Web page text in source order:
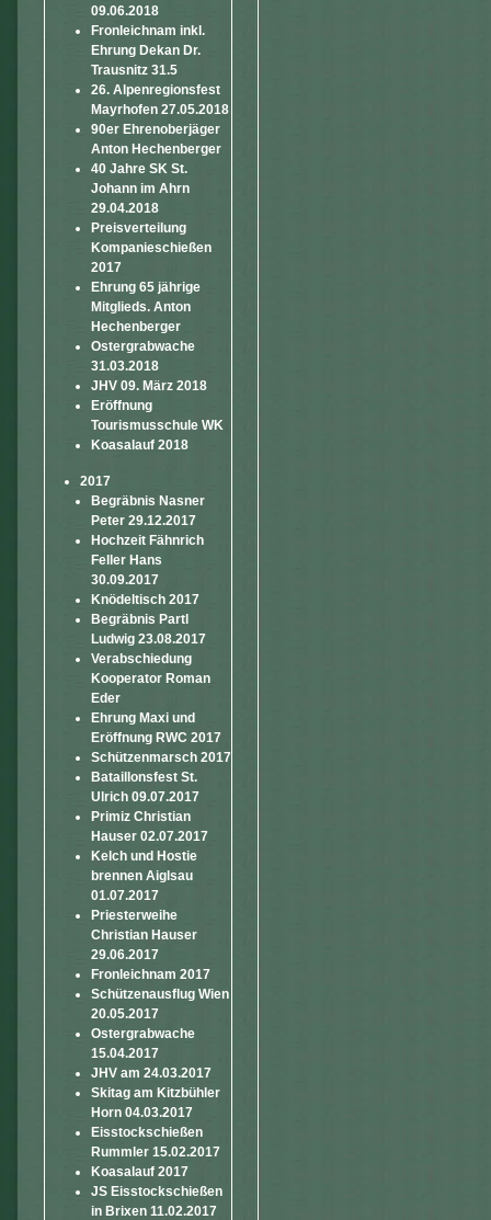
09.06.2018
Fronleichnam inkl.
Ehrung Dekan Dr.
Trausnitz 31.5
26. Alpenregionsfest
Mayrhofen 27.05.2018
90er Ehrenoberjäger
Anton Hechenberger
40 Jahre SK St.
Johann im Ahrn
29.04.2018
Preisverteilung
Kompanieschießen
2017
Ehrung 65 jährige
Mitglieds. Anton
Hechenberger
Ostergrabwache
31.03.2018
JHV 09. März 2018
Eröffnung
Tourismusschule WK
Koasalauf 2018
2017
Begräbnis Nasner
Peter 29.12.2017
Hochzeit Fähnrich
Feller Hans
30.09.2017
Knödeltisch 2017
Begräbnis Partl
Ludwig 23.08.2017
Verabschiedung
Kooperator Roman
Eder
Ehrung Maxi und
Eröffnung RWC 2017
Schützenmarsch 2017
Bataillonsfest St.
Ulrich 09.07.2017
Primiz Christian
Hauser 02.07.2017
Kelch und Hostie
brennen Aiglsau
01.07.2017
Priesterweihe
Christian Hauser
29.06.2017
Fronleichnam 2017
Schützenausflug Wien
20.05.2017
Ostergrabwache
15.04.2017
JHV am 24.03.2017
Skitag am Kitzbühler
Horn 04.03.2017
Eisstockschießen
Rummler 15.02.2017
Koasalauf 2017
JS Eisstockschießen
in Brixen 11.02.2017